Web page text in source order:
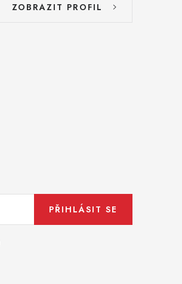
ZOBRAZIT PROFIL
PŘIHLÁSIT SE